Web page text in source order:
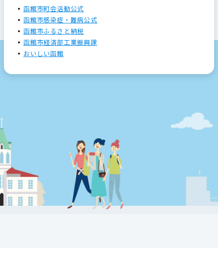
函館市町会活動公式
函館市感染症・難病公式
函館市ふるさと納税
函館市経済部工業振興課
おいしい函館